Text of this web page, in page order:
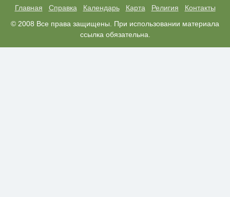
Главная Справка Календарь Карта Религия
Контакты
© 2008 Все права защищены. При использовании материала
ссылка обязательна.
i
Этот танец невесты оставит вас
без слов! Пересмотрела 10 раз